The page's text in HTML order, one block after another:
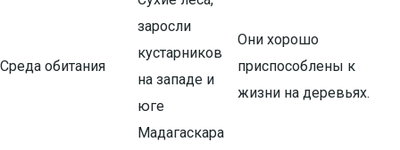
Среда обитания
заросли
кустарников
на западе и
юге
Мадагаскара
Они хорошо
приспособлены к
жизни на деревьях.